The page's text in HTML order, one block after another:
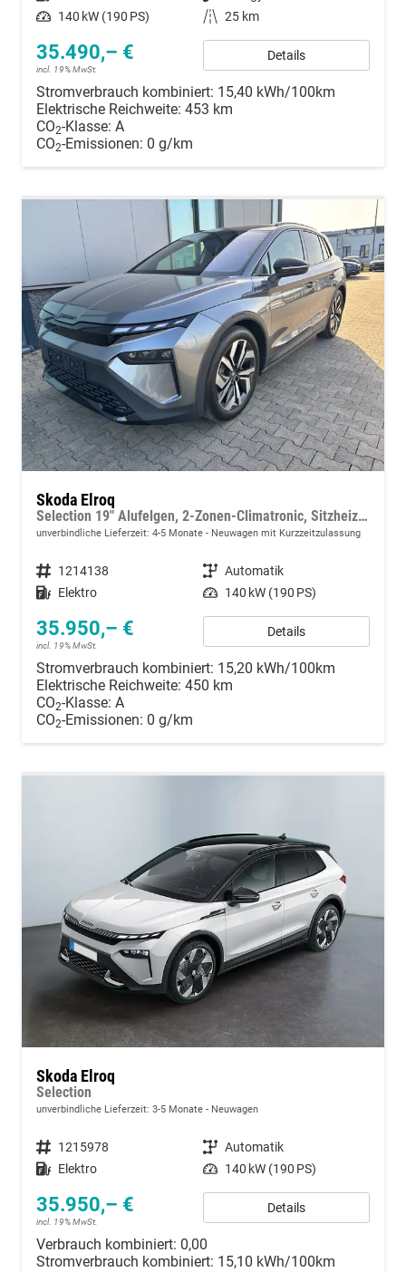
Leistung 140 kW (190 PS) Kilometerstand 25 km
35.490,– €
incl. 19% MwSt.
Details
Stromverbrauch kombiniert: 15,40 kWh/100km
Elektrische Reichweite: 453 km
CO2-Klasse: A
CO2-Emissionen: 0 g/km
Skoda Elroq
Selection 19" Alufelgen, 2-Zonen-Climatronic, Sitzheizung, Parksensoren vorn/hinten, Rückfahrkamera, SunSet, Infotainment 13" + NAVIGATION, Beheizbares M-Lederlenkrad, Alarm, Dachreling
unverbindliche Lieferzeit: 4-5 Monate Neuwagen mit Kurzzeitzulassung
Fahrzeugnummer 1214138 Getriebe Automatik
Kraftstoff Elektro Leistung 140 kW (190 PS)
35.950,– €
incl. 19% MwSt.
Details
Stromverbrauch kombiniert: 15,20 kWh/100km
Elektrische Reichweite: 450 km
CO2-Klasse: A
CO2-Emissionen: 0 g/km
Skoda Elroq
Selection
unverbindliche Lieferzeit: 3-5 Monate Neuwagen
Fahrzeugnummer 1215978 Getriebe Automatik
Kraftstoff Elektro Leistung 140 kW (190 PS)
35.950,– €
incl. 19% MwSt.
Details
Verbrauch kombiniert: 0,00
Stromverbrauch kombiniert: 15,10 kWh/100km